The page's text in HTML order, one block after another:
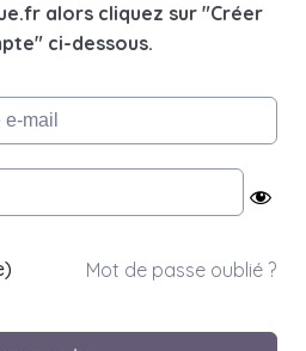
alors cliquez sur "Créer
ci-dessous.
Mot de passe oublié ?